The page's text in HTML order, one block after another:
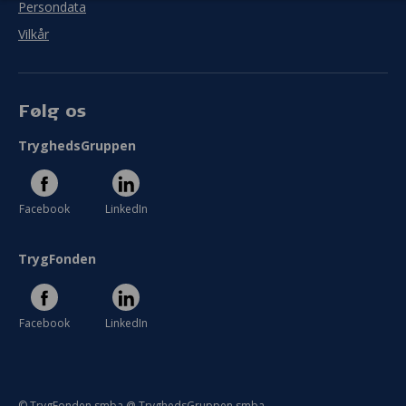
Persondata
Vilkår
Følg os
TryghedsGruppen
Facebook LinkedIn
TrygFonden
Facebook LinkedIn